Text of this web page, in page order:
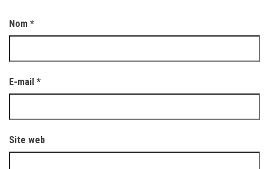
Nom *
E-mail *
Site web